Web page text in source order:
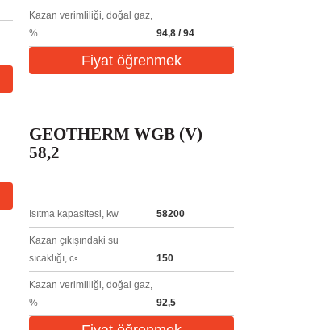
Kazan verimliliği, doğal gaz,
%
94,8 / 94
Fiyat öğrenmek
GEOTHERM WGB (V)
58,2
Isıtma kapasitesi, kw 58200
Kazan çıkışındaki su
sıcaklığı, c◦
150
Kazan verimliliği, doğal gaz,
%
92,5